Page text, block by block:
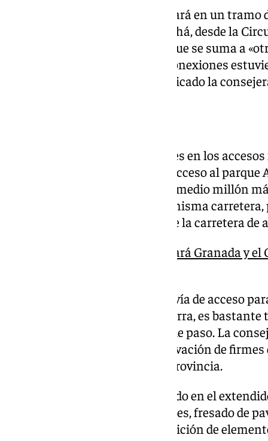
La Consejería de Fomento actuará en un
carretera entre Otura y La Malahá, desde la
Malahá. Una mejora del firme que se suma a
Juanma Moreno para que las conexiones
realidad del Citai», según ha indicado la
Entre las últimas intervenciones en los
mejora de la seguridad vial del acceso al
a los tres millones de euros o el medio millón
tramo de tres kilómetros de la misma
También se mejorará el firme de la carretera de
Un autobús directo conectará Granada y el
La carretera A-345, la principal vía de acceso
Contraviesa y parte de la Alpujarra, es
de alto tonelaje que la utilizan de paso. La
unos primeros trabajos de renovación de
2026 en otras carreteras de la provincia.
Las obras se centrarán sobre todo en el
reparación de blandones y baches, fresado de
señalización horizontal y reposición de